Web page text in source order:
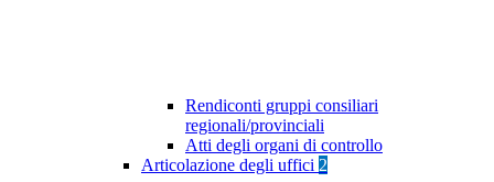
Rendiconti gruppi consiliari
regionali/provinciali
Atti degli organi di controllo
Articolazione degli uffici 2